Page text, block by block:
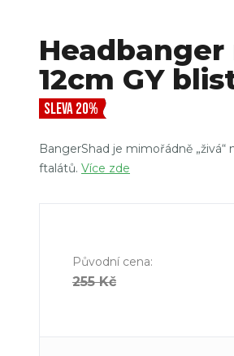
12cm GY
SLEVA 20%
BangerShad je mimořádně
ftalátů. Více zde
Původní cena:
255 Kč